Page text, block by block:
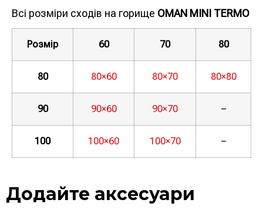
Всі розміри сходів на горище OMAN MINI TERMO
Розмір 60 70 80
80 80×60 80×70 80×80
90 90×60 90×70 –
100 100×60 100×70 –
Додайте аксесуари